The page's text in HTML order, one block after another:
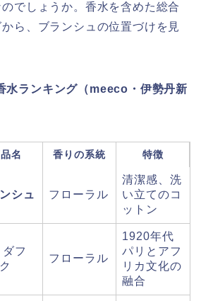
でしょうか。香水を含めた総合
ら、ブランシュの位置づけを見
水ランキング（meeco・伊勢丹新
名 香りの系統 特徴
シュ フローラル
清潔感、洗
い立てのコ
ットン
フ
フローラル
1920年代
パリとアフ
リカ文化の
融合